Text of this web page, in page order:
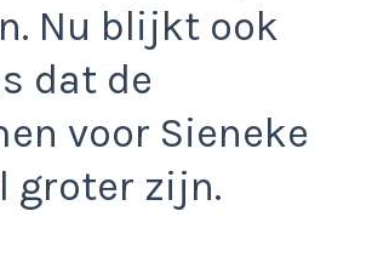
Nu blijkt ook
dat de
voor Sieneke
groter zijn.